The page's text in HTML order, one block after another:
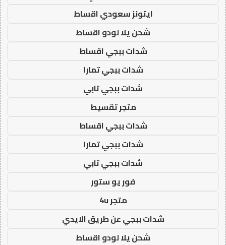
ايتونز سعودي اقساط
شحن يلا لودو اقساط
شدات ببجي اقساط
شدات ببجي تمارا
شدات ببجي تابي
متجر تقسيط
شدات ببجي اقساط
شدات ببجي تمارا
شدات ببجي تابي
فور يو ستور
متجر 4u
شدات ببجي عن طريق الايدي
شحن يلا لودو اقساط